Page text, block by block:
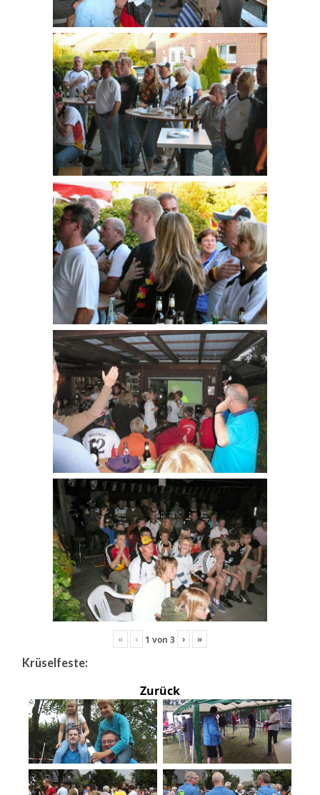
« ‹ 1 von 3 › »
Krüselfeste:
Zurück